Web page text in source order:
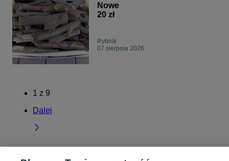
Nowe
20 zł
Rybnik
07 sierpnia 2026
1 z 9
Dalej